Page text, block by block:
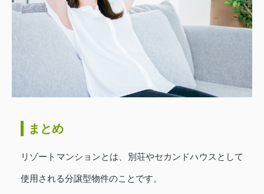
まとめ
リゾートマンションとは、別荘やセカンドハウスとして
使用される分譲型物件のことです。